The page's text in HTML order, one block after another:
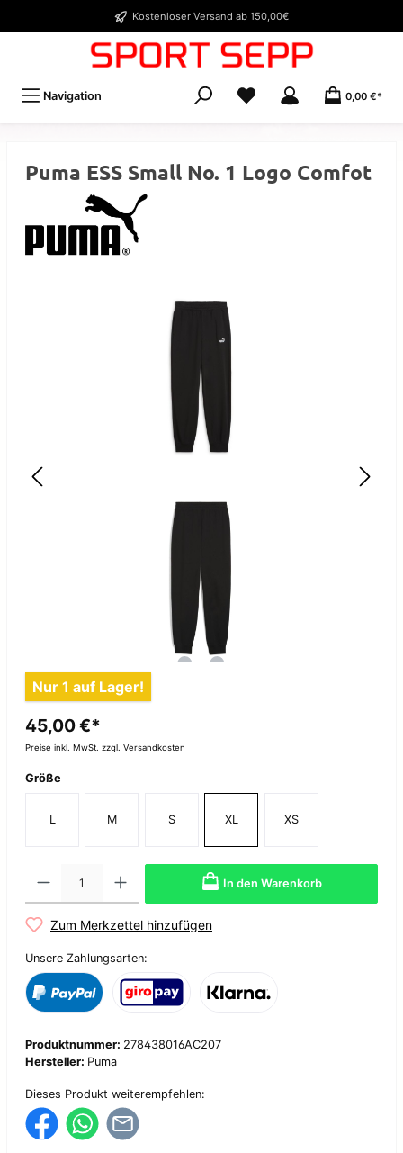
Kostenloser Versand ab 150,00€
Navigation 0,00 €*
Puma ESS Small No. 1 Logo Comfot
Abbildung ähnlich
Nur 1 auf Lager!
45,00 €*
Preise inkl. MwSt. zzgl. Versandkosten
Größe
L M S XL XS
In den Warenkorb
Zum Merkzettel hinzufügen
Unsere Zahlungsarten:
Produktnummer: 278438016AC207
Hersteller: Puma
Dieses Produkt weiterempfehlen: